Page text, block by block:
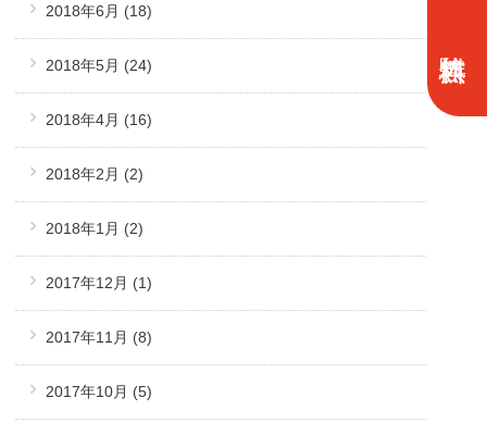
2018年6月 (18)
2018年5月 (24)
2018年4月 (16)
2018年2月 (2)
2018年1月 (2)
2017年12月 (1)
2017年11月 (8)
2017年10月 (5)